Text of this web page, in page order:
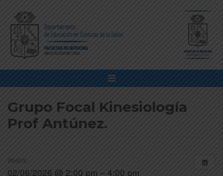
Grupo Focal Kinesiología
Prof Antúnez.
WHEN:
02/06/2026 @ 2:00 pm – 4:00 pm